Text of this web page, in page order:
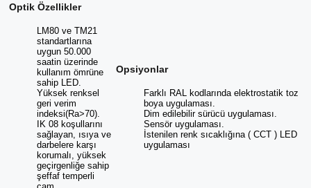
Optik Özellikler
LM80 ve TM21
standartlarına
uygun 50.000
saatin üzerinde
kullanım ömrüne
sahip LED.
Yüksek renksel
geri verim
indeksi(Ra>70).
IK 08 koşullarını
sağlayan, ısıya ve
darbelere karşı
korumalı, yüksek
geçirgenliğe sahip
şeffaf temperli
Opsiyonlar
Farklı RAL kodlarında elektrostatik toz
boya uygulaması.
Dim edilebilir sürücü uygulaması.
Sensör uygulaması.
İstenilen renk sıcaklığına ( CCT ) LED
uygulaması